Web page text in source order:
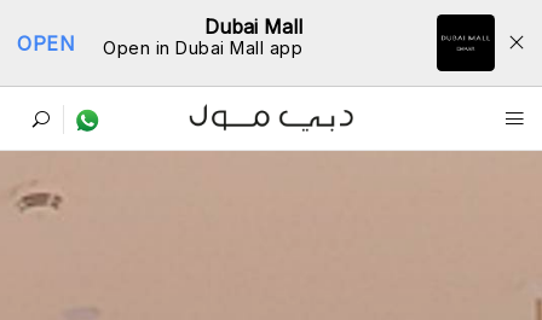
Dubai Mall
Open in Dubai Mall app
OPEN